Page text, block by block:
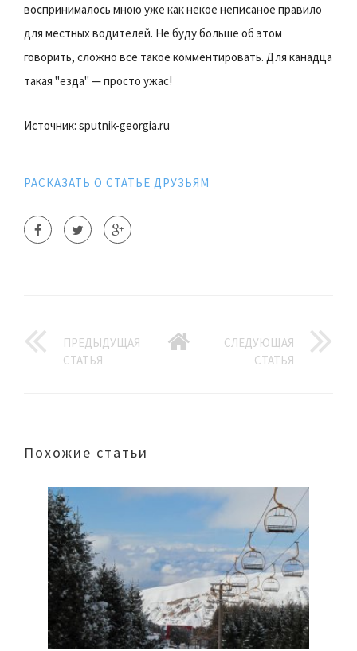
воспринималось мною уже как некое неписаное правило
для местных водителей. Не буду больше об этом
говорить, сложно все такое комментировать. Для канадца
такая "езда" — просто ужас!
Источник: sputnik-georgia.ru
РАСКАЗАТЬ О СТАТЬЕ ДРУЗЬЯМ
ПРЕДЫДУЩАЯ
СТАТЬЯ
СЛЕДУЮЩАЯ
СТАТЬЯ
Похожие статьи